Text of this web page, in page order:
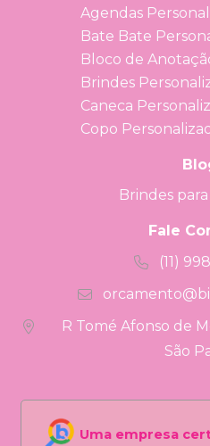
Agendas
Bate Bate
Bloco de
Brindes
Caneca
Copo
Brindes
Fale
(11)
R Tomé Afonso de
São
Uma empresa